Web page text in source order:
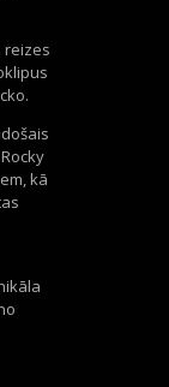
reizes
kā